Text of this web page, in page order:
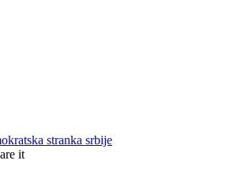
stranka srbije
it